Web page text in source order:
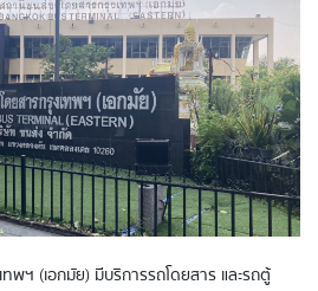
ฯ (เอกมัย) มีบริการรถโดยสาร และรถตู้